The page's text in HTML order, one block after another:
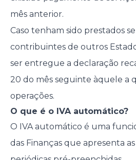
mês anterior.
Caso tenham sido prestados
contribuintes de outros
ser entregue a declaração
20 do mês seguinte àquele a
operações.
O que é o IVA automático?
O IVA automático é uma
das Finanças que apresenta